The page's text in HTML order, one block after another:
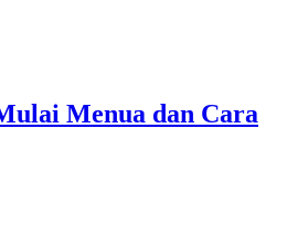
Menua dan Cara